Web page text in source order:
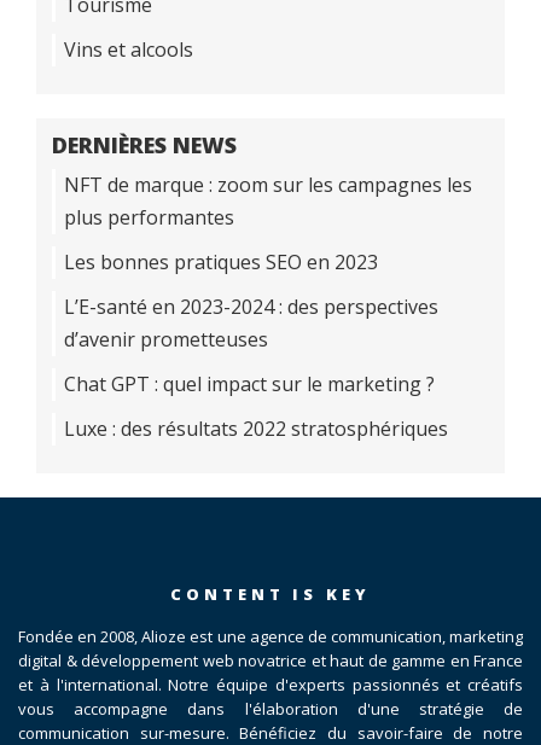
Tourisme
Vins et alcools
DERNIÈRES NEWS
NFT de marque : zoom sur les campagnes les
plus performantes
Les bonnes pratiques SEO en 2023
L’E-santé en 2023-2024 : des perspectives
d’avenir prometteuses
Chat GPT : quel impact sur le marketing ?
Luxe : des résultats 2022 stratosphériques
CONTENT IS KEY
Fondée en 2008, Alioze est une agence de communication, marketing
digital & développement web novatrice et haut de gamme en France
et à l'international. Notre équipe d'experts passionnés et créatifs
vous accompagne dans l'élaboration d'une stratégie de
communication sur-mesure. Bénéficiez du savoir-faire de notre